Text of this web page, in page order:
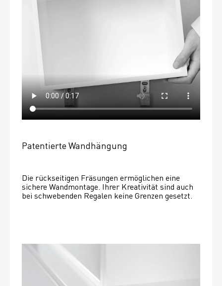
Patentierte Wandhängung
Die rückseitigen Fräsungen ermöglichen eine
sichere Wandmontage. Ihrer Kreativität sind auch
bei schwebenden Regalen keine Grenzen gesetzt.